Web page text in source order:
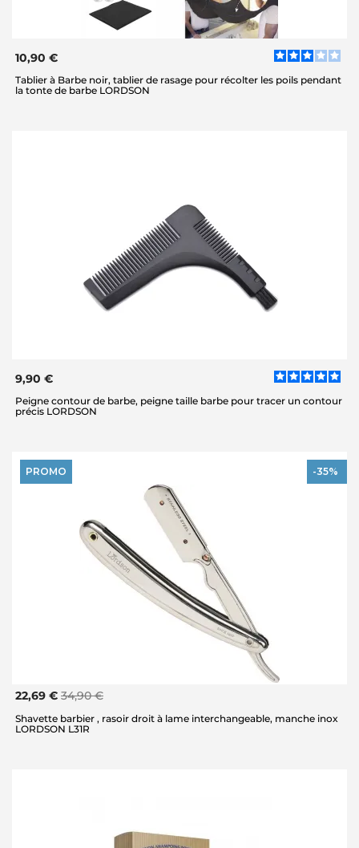
10,90 €
Tablier à Barbe noir, tablier de rasage pour récolter les poils pendant
la tonte de barbe LORDSON
9,90 €
Peigne contour de barbe, peigne taille barbe pour tracer un contour
précis LORDSON
PROMO -35%
22,69 € 34,90 €
Shavette barbier , rasoir droit à lame interchangeable, manche inox
LORDSON L31R